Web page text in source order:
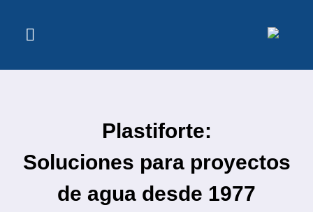
Plastiforte:
Soluciones para proyectos
de agua desde 1977